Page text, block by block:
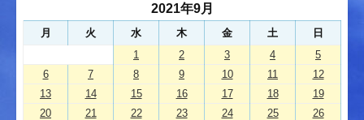
2021年9月
月 火 水 木 金 土
日
1
2 3 4
5
6
7 8 9 10 11
12
13
14 15 16 17 18
19
20
21 22 23 24 25
26